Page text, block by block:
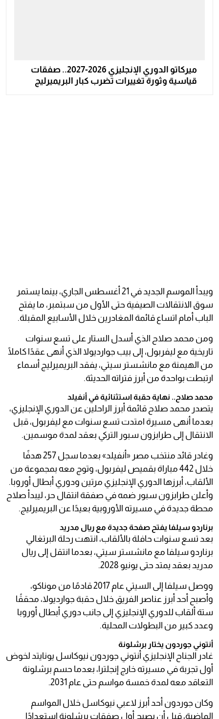
ميركاتو الدوري الإنجليزي 2026-2027.. صفقات
قياسية وثورة تغييرات تضرب كبار البريميرليج
ويبدأ الموسم الجديد في 21 أغسطس الجاري، بينما يستمر
سوق الانتقالات الصيفية حتى الأول من سبتمبر، ما يفتح
الباب أمام اتساع قائمة المغادرين خلال الأسابيع المقبلة.
ومن محمد صلاح الذي أسدل الستار على تسع سنوات
تاريخية مع ليفربول، إلى بيب جوارديولا الذي أنهى عقدًا كاملًا
من الهيمنة مع مانشستر سيتي، يفقد البريميرليج أسماء
ارتبطت بواحدة من أبرز فتراته الحديثة.
محمد صلاح.. نهاية حقبة استثنائية في أنفيلد
يتصدر محمد صلاح قائمة أبرز الراحلين عن الدوري الإنجليزي،
بعدما أنهى مسيرة امتدت تسع سنوات مع ليفربول، قبل
الانتقال إلى طرابزون سبور التركي بعقد لمدة موسمين.
وغادر قائد منتخب مصر «أنفيلد» بعدما سجل 257 هدفًا
خلال 442 مباراة بقميص ليفربول، وتوج معه بمجموعة من
الألقاب، أبرزها الدوري الإنجليزي مرتين ودوري أبطال أوروبا.
وأعلن طرابزون سبور ضمه في صفقة انتقال حر، ليبدأ صلاح
محطة جديدة في مسيرته الأوروبية بعيدًا عن البريميرليج.
برناردو سيلفا يفتح صفحة جديدة مع ريال مدريد
بعد تسع سنوات حافلة بالألقاب، انتهت رحلة البرتغالي
برناردو سيلفا مع مانشستر سيتي، بعدما انتقل إلى ريال
مدريد بعقد يمتد حتى يونيو 2028.
ووصل سيلفا إلى السيتي عام 2017 قادمًا من موناكو،
وأصبح أحد أبرز عناصر الفريق خلال حقبة جوارديولا، محققًا
ستة ألقاب للدوري الإنجليزي إلى جانب دوري أبطال أوروبا
وعدد كبير من البطولات المحلية.
أنتوني جوردون يختار برشلونة
غادر الجناح الإنجليزي أنتوني جوردون نيوكاسل يونايتد لخوض
أول تجربة في مسيرته خارج إنجلترا، بعدما حسم برشلونة
التعاقد معه لمدة خمسة مواسم حتى عام 2031.
وكان جوردون أحد أبرز لاعبي نيوكاسل خلال المواسم
الماضية، قبل أن يصبح أول صفقات برشلونة استعدادًا